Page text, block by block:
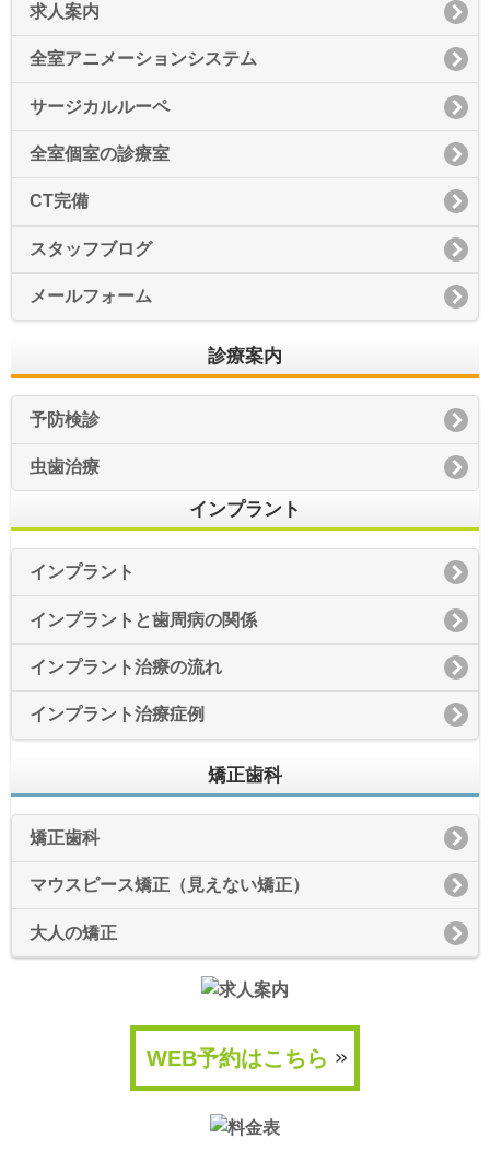
求人案内
全室アニメーションシステム
サージカルルーペ
全室個室の診療室
CT完備
スタッフブログ
メールフォーム
診療案内
予防検診
虫歯治療
インプラント
インプラント
インプラントと歯周病の関係
インプラント治療の流れ
インプラント治療症例
矯正歯科
矯正歯科
マウスピース矯正（見えない矯正）
大人の矯正
WEB予約はこちら